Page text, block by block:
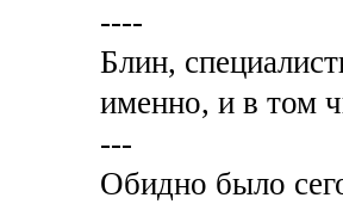
----
Блин,
именно, и в том
---
Обидно было